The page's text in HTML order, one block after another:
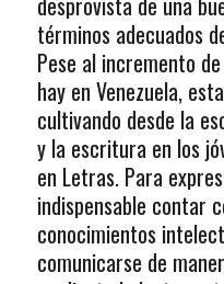
términos adecuados
Pese al incremento
hay en Venezuela,
cultivando desde la
y la escritura en los
en Letras. Para
indispensable contar
conocimientos
comunicarse de